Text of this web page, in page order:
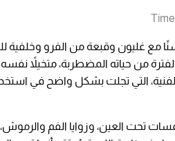
45.7 × 41.9 سنتيمتر، رجلًا مسنًا مع غليون وقبعة من
من حياته المضطربة، متخيلاً نفسه
التي تجلت بشكل واضح في
تحت العين، وزوايا الفم